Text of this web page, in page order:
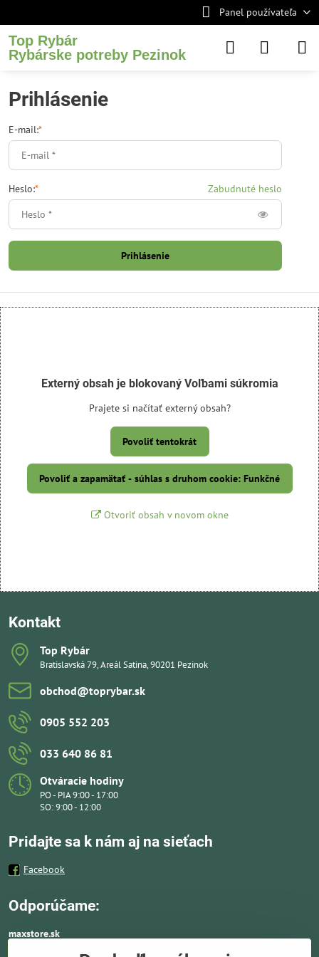
Panel používateľa
Top Rybár
Rybárske potreby Pezinok
Prihlásenie
E-mail:*
Zabudnuté heslo
Heslo:*
Prihlásenie
Externý obsah je blokovaný Voľbami súkromia
Prajete si načítať externý obsah?
Povoliť tentokrát
Povoliť a zapamätať - súhlas s druhom cookie: Funkčné
Otvoriť obsah v novom okne
Kontakt
Top Rybár
Bratislavská 79, Areál Satina, 90201 Pezinok
obchod​@toprybar​.sk
0905 552 203
033 640 86 81
Otváracie hodiny
PO - PIA 9:00 - 17:00
SO: 9:00 - 12:00
Pridajte sa k nám aj na sieťach
Facebook
Odporúčame:
maxstore.sk